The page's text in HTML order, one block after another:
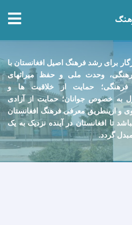
to
main
content
برای رشد فرهنگ اصيل افغانستان با
وحدت ملی و حفظ ميراثهای
حمایت از خلاقيت ها و
به خصوص جوانان؛ حمايت از آزادی
و ازينطريق معرفی فرهنگ افغانستان
تا افغانستان در آينده نزديک به يک
گردد.